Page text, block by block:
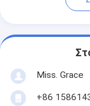
Miss. Grace
+86